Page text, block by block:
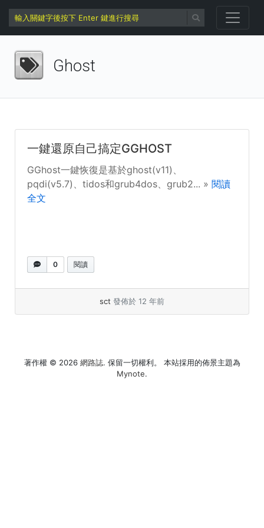
Ghost
一鍵還原自己搞定GGHOST
GGhost一鍵恢復是基於ghost(v11)、
pqdi(v5.7)、tidos和grub4dos、grub2... » 閱讀
全文
0 閱讀
sct 發佈於 12 年前
著作權 © 2026 網路誌. 保留一切權利。 本站採用的佈景主題為
Mynote.